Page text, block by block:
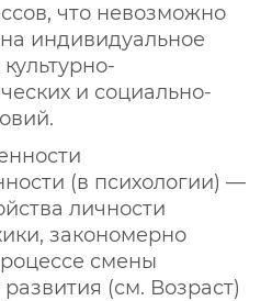
что невозможно
индивидуальное
и социально-
(в психологии) —
личности
закономерно
смены
(см. Возраст)